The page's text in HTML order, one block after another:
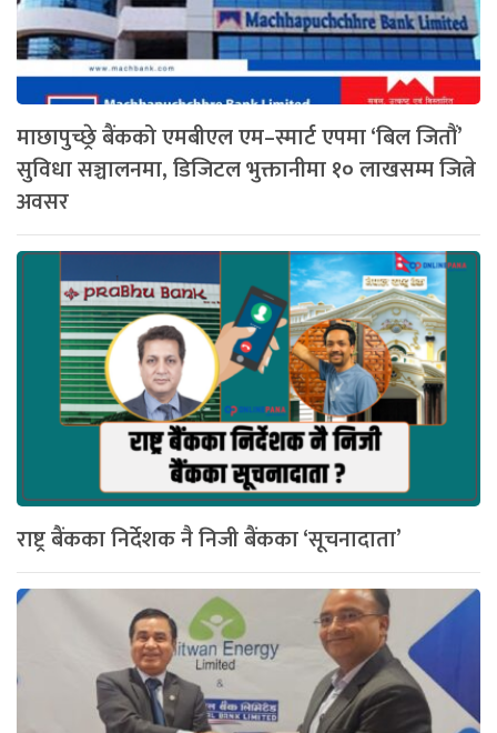
माछापुच्छ्रे बैंकको एमबीएल एम–स्मार्ट एपमा ‘बिल जितौं’
सुविधा सञ्चालनमा, डिजिटल भुक्तानीमा १० लाखसम्म जित्ने
अवसर
राष्ट्र बैंकका निर्देशक नै निजी बैंकका ‘सूचनादाता’